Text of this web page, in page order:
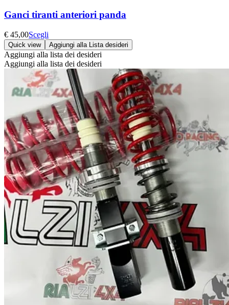
Ganci tiranti anteriori panda
€ 45,00Scegli
prodotto
ha
più
varianti.
Le
opzioni
possono
essere
scelte
nella
pagina
del
prodotto
Quick view Aggiungi alla Lista desideri
Aggiungi alla lista dei desideri
Aggiungi alla lista dei desideri